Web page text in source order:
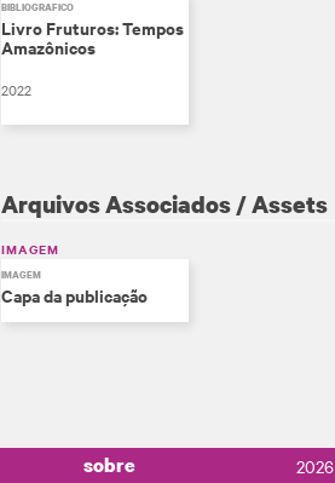
BIBLIOGRÁFICO
Livro Fruturos: Tempos
Amazônicos
2022
Arquivos Associados / Assets
IMAGEM
IMAGEM
Capa da publicação
sobre 2026